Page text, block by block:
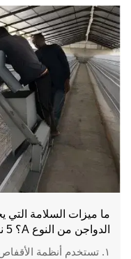
5. للاستفسار / رقم WhatsApp: +8618830120193
ما ميزات السلامة
الدواجن من النوع A؟ 5 نقاط يجب التحقق منها
١. تستخدم أنظمة